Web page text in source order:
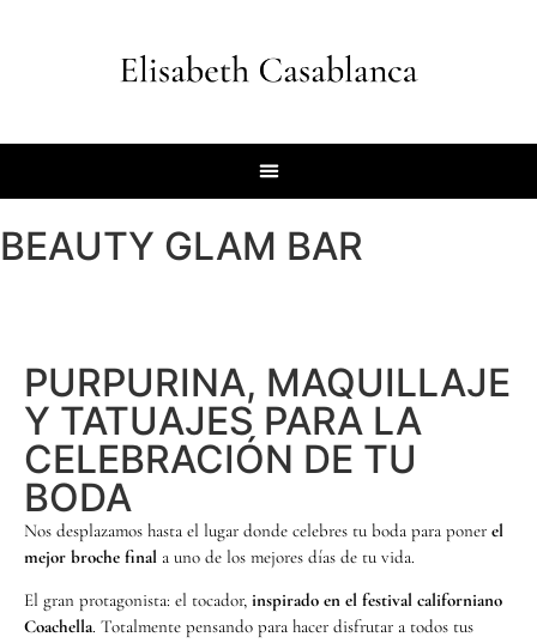
BEAUTY GLAM BAR
PURPURINA, MAQUILLAJE
Y TATUAJES PARA LA
CELEBRACIÓN DE TU
BODA
Nos desplazamos hasta el lugar donde celebres tu boda para poner el
mejor broche final a uno de los mejores días de tu vida.
El gran protagonista: el tocador, inspirado en el festival californiano
Coachella. Totalmente pensando para hacer disfrutar a todos tus